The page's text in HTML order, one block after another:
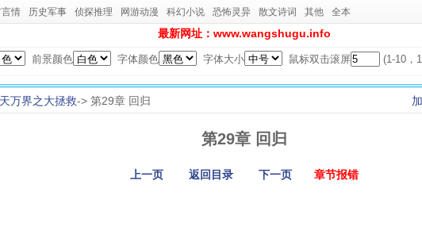
情 历史军事 侦探推理 网游动漫 科幻小说 恐怖灵异 散文诗词 其他 全本
最新网址：www.wangshugu.info
前景颜色 字体颜色 字体大小 鼠标双击滚屏 (1-10，
万界之大拯救-> 第29章 回归
第29章 回归
上一页 返回目录 下一页 章节报错